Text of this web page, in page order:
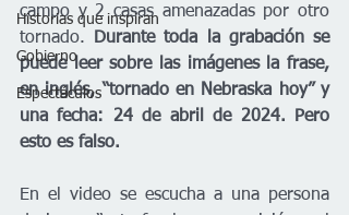
Historias que inspiran
Gobierno
Espectáculos
campo y 2 casas amenazadas por otro
tornado.
Durante toda la grabación se
puede leer sobre las imágenes la frase,
en inglés, “tornado en Nebraska hoy” y
una fecha: 24 de abril de 2024. Pero
esto es falso.
En el video se escucha a una persona